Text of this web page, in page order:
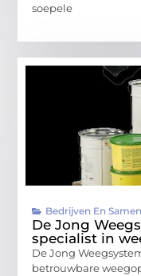
soepele
Bedrijven En
De Jong
specialist in
De Jong
betrouwbare